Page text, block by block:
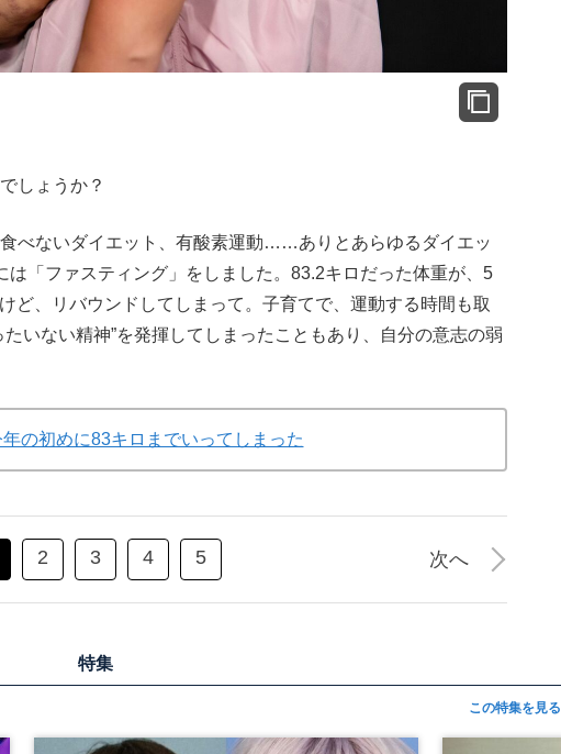
しょうか？
べないダイエット、有酸素運動……ありとあらゆるダイエッ
「ファスティング」をしました。83.2キロだった体重が、5
ど、リバウンドしてしまって。子育てで、運動する時間も取
いない精神”を発揮してしまったこともあり、自分の意志の弱
年の初めに83キロまでいってしまった
2 3 4 5 次へ
特集
この特集を見る